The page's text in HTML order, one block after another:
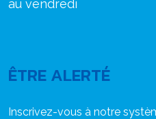
au vendredi
ÊTRE ALERTÉ
Inscrivez-vous à notre